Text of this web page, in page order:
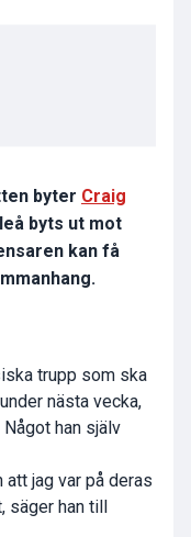
byter Craig
byts ut mot
kan få
trupp som ska
nästa vecka,
han själv
jag var på deras
han till